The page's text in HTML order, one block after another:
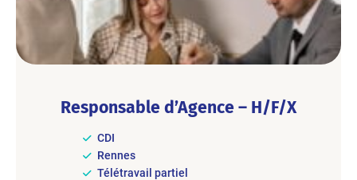
Responsable d’Agence – H/F/X
CDI
Rennes
Télétravail partiel